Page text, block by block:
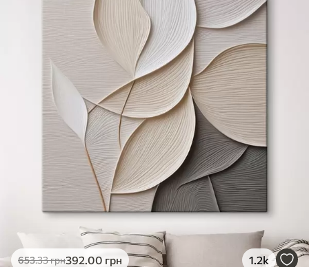
653.33грн392.00 грн 1.2k